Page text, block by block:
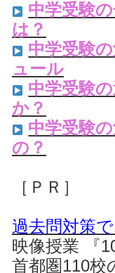
中学受験
は？
中学受験
ュール
中学受験
か？
中学受験
の？
［ＰＲ］
過去問対策
映像授業 『
首都圏110校